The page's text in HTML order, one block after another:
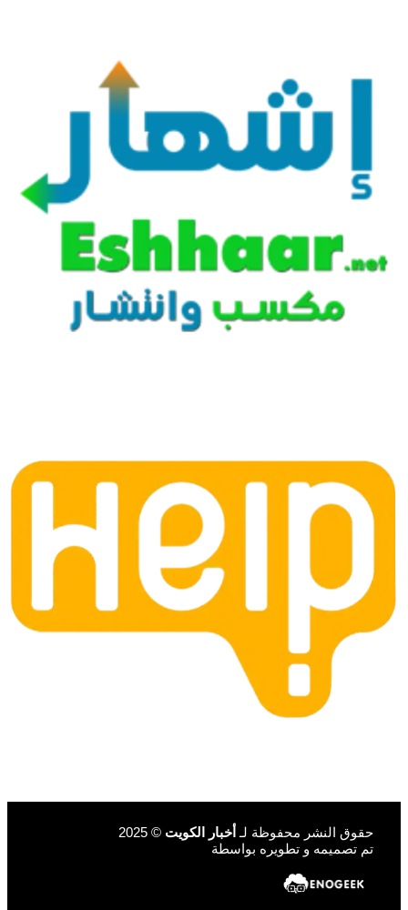
حقوق النشر محفوظة لـ أخبار الكويت © 2025
تم تصميمه و تطويره بواسطة